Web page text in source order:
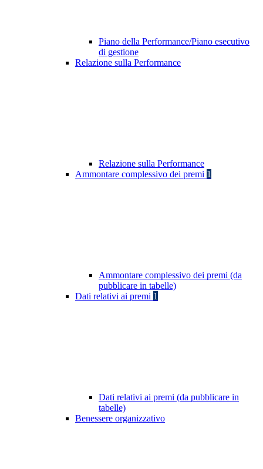
Piano della Performance/Piano esecutivo
di gestione
Relazione sulla Performance
Relazione sulla Performance
Ammontare complessivo dei premi 1
Ammontare complessivo dei premi (da
pubblicare in tabelle)
Dati relativi ai premi 1
Dati relativi ai premi (da pubblicare in
tabelle)
Benessere organizzativo